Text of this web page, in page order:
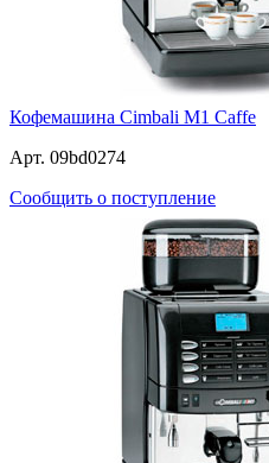
Кофемашина Cimbali M1 Caffe
Арт. 09bd0274
Сообщить о поступление